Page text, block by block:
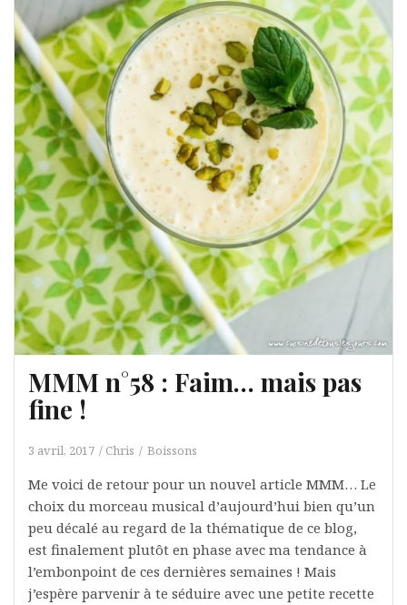
MMM n°58 : Faim… mais pas
fine !
3 avril, 2017 Chris Boissons
Me voici de retour pour un nouvel article MMM… Le
choix du morceau musical d’aujourd’hui bien qu’un
peu décalé au regard de la thématique de ce blog,
est finalement plutôt en phase avec ma tendance à
l’embonpoint de ces dernières semaines ! Mais
j’espère parvenir à te séduire avec une petite recette